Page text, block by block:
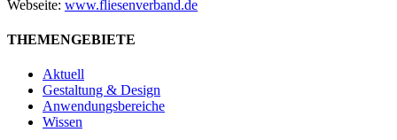
Webseite: www.fliesenverband.de
THEMENGEBIETE
Aktuell
Gestaltung & Design
Anwendungsbereiche
Wissen